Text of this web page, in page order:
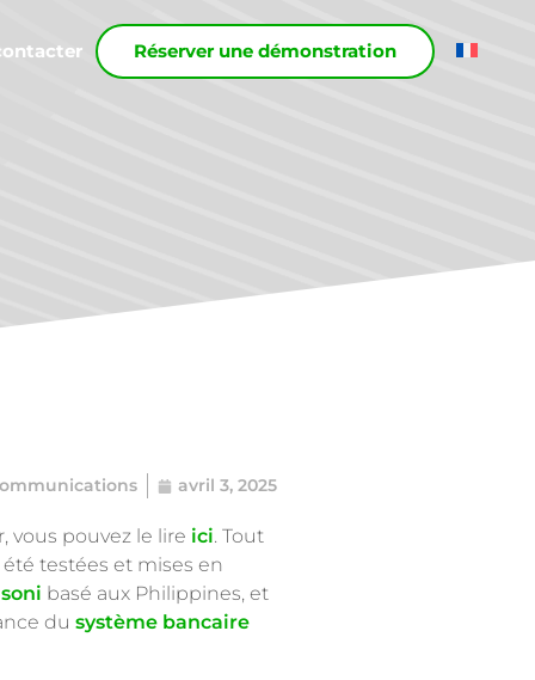
Réserver une démonstration
avril 3, 2025
vous pouvez le lire ici. Tout
testées et mises en
basé aux Philippines, et
du système bancaire